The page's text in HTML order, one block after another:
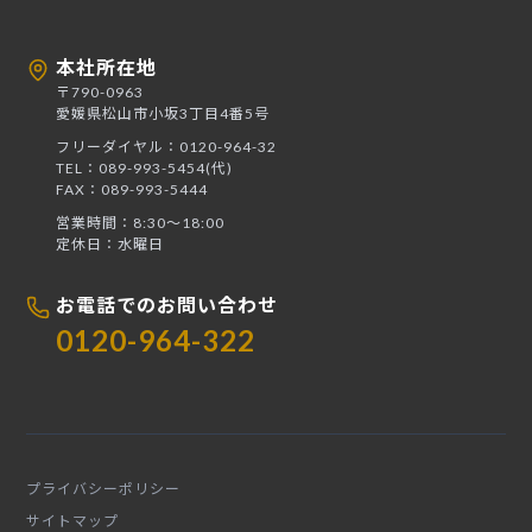
本社所在地
〒790-0963
愛媛県松山市小坂3丁目4番5号
フリーダイヤル：0120-964-32
TEL：089-993-5454(代)
FAX：089-993-5444
営業時間：8:30〜18:00
定休日：水曜日
お電話でのお問い合わせ
0120-964-322
プライバシーポリシー
サイトマップ